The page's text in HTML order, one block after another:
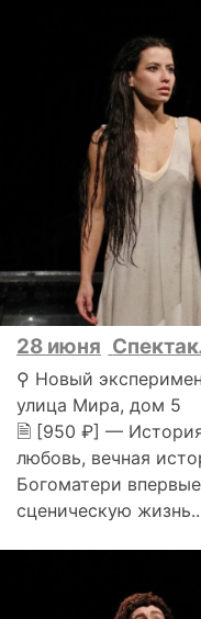
28 июня
⚲ Новый
улица Мира, дом 5
🗎 [950 ₽] — История
любовь, вечная
Богоматери
сценическую жизнь..